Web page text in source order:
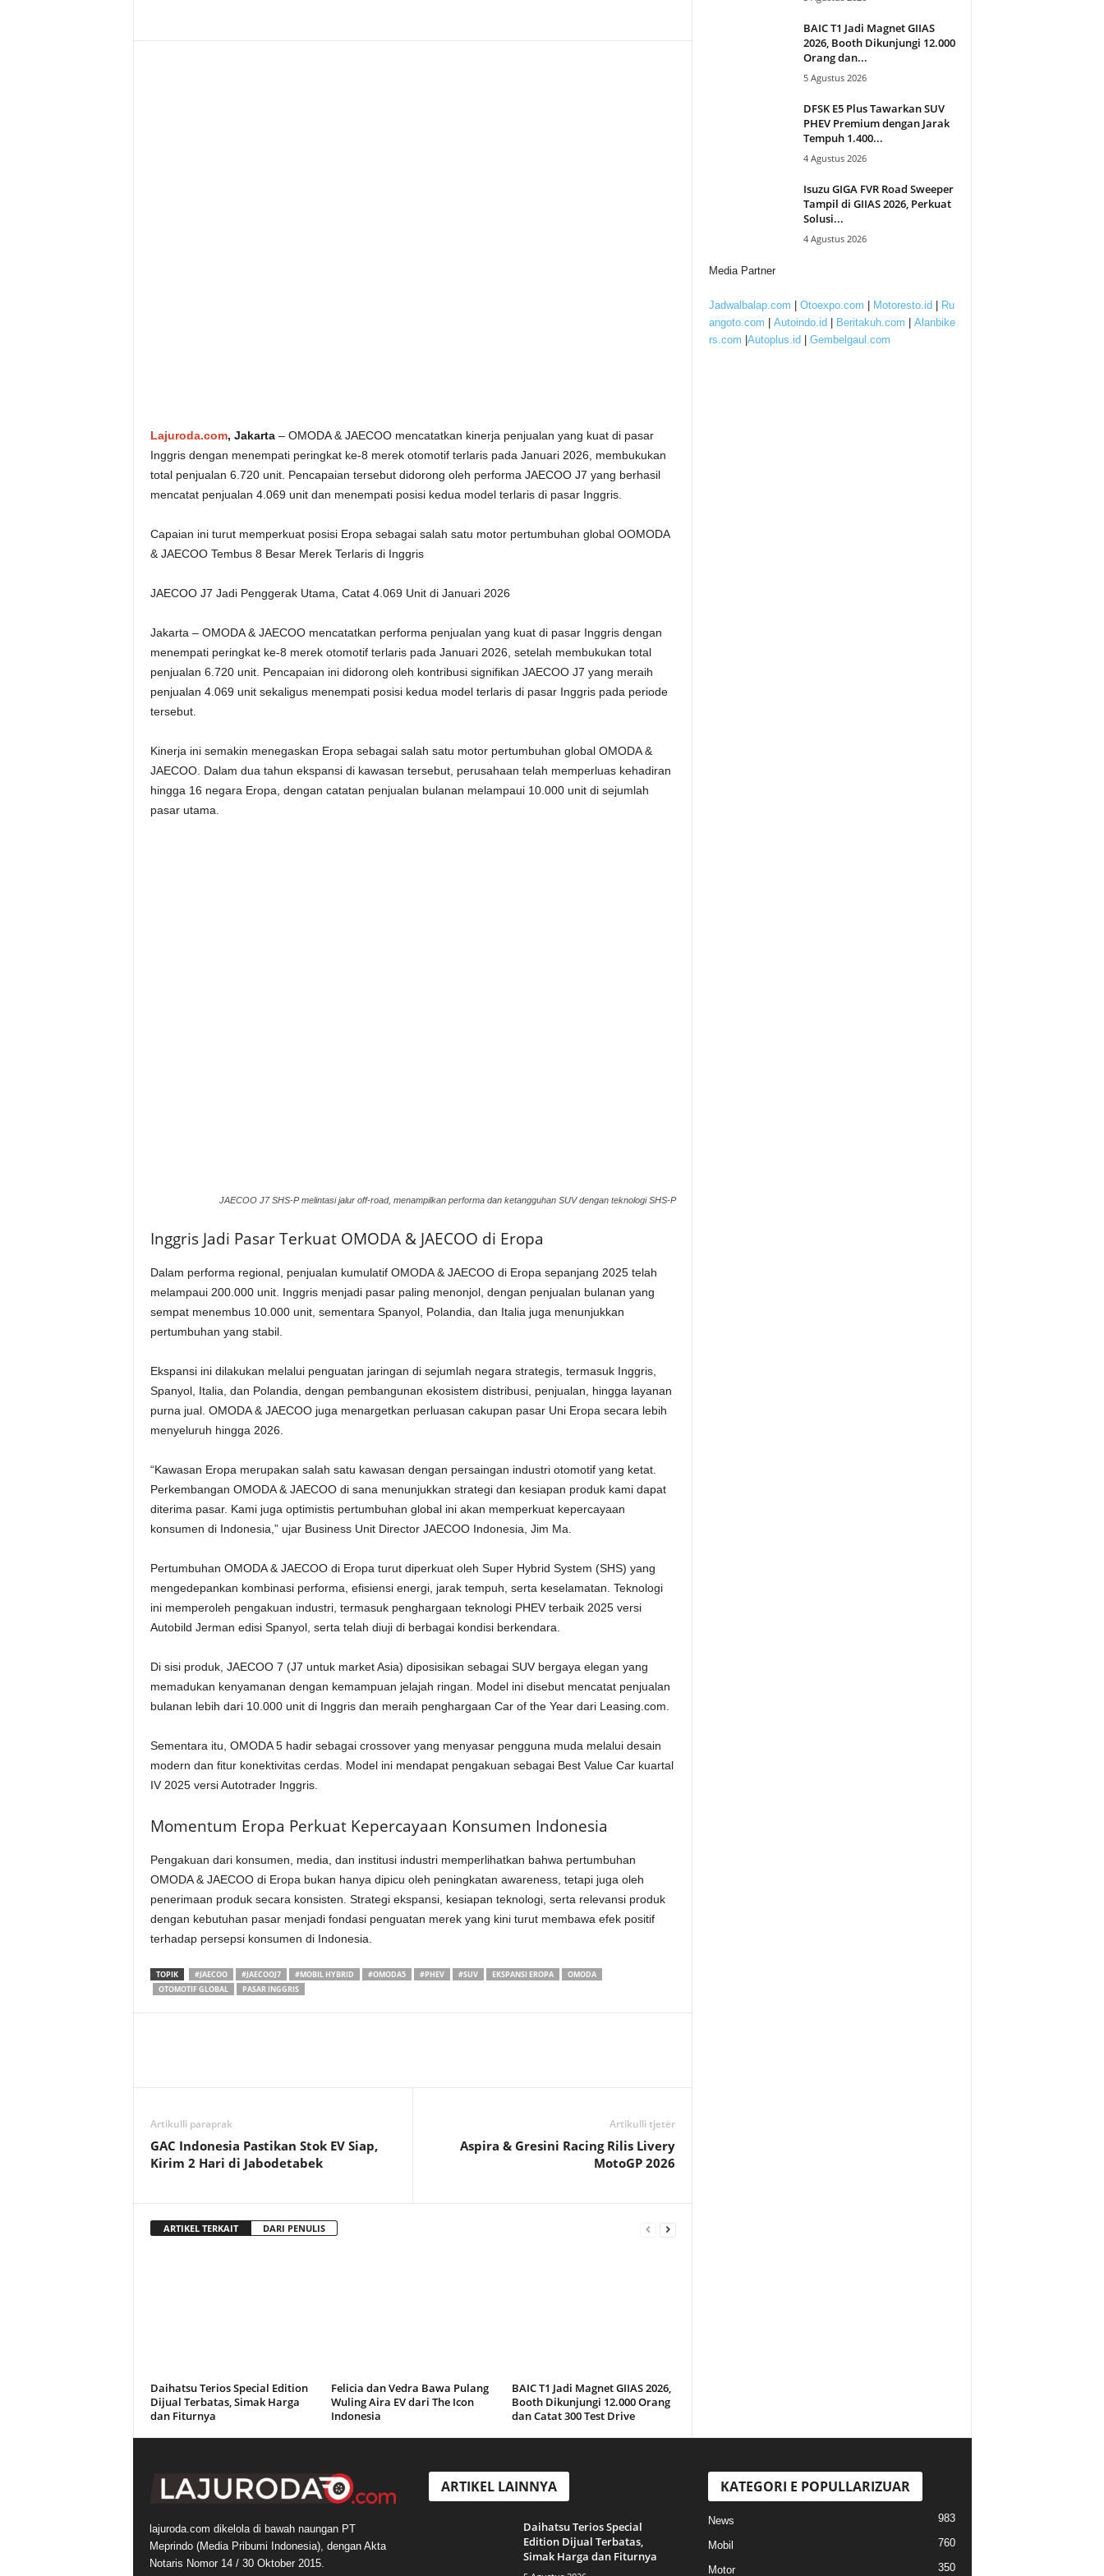
Lajuroda.com, Jakarta– OMODA & JAECOO mencatatkan kinerja penjualan yang kuat di pasar
Inggris dengan menempati peringkat ke-8 merek otomotif terlaris pada Januari 2026, membukukan
total penjualan 6.720 unit. Pencapaian tersebut didorong oleh performa JAECOO J7 yang berhasil
mencatat penjualan 4.069 unit dan menempati posisi kedua model terlaris di pasar Inggris.
Capaian ini turut memperkuat posisi Eropa sebagai salah satu motor pertumbuhan global OOMODA
& JAECOO Tembus 8 Besar Merek Terlaris di Inggris
JAECOO J7 Jadi Penggerak Utama, Catat 4.069 Unit di Januari 2026
Jakarta – OMODA & JAECOO mencatatkan performa penjualan yang kuat di pasar Inggris dengan
menempati peringkat ke-8 merek otomotif terlaris pada Januari 2026, setelah membukukan total
penjualan 6.720 unit. Pencapaian ini didorong oleh kontribusi signifikan JAECOO J7 yang meraih
penjualan 4.069 unit sekaligus menempati posisi kedua model terlaris di pasar Inggris pada periode
tersebut.
Kinerja ini semakin menegaskan Eropa sebagai salah satu motor pertumbuhan global OMODA &
JAECOO. Dalam dua tahun ekspansi di kawasan tersebut, perusahaan telah memperluas kehadiran
hingga 16 negara Eropa, dengan catatan penjualan bulanan melampaui 10.000 unit di sejumlah
pasar utama.
JAECOO J7 SHS-P melintasi jalur off-road, menampilkan performa dan ketangguhan SUV dengan teknologi SHS-P
Inggris Jadi Pasar Terkuat OMODA & JAECOO di Eropa
Dalam performa regional, penjualan kumulatif OMODA & JAECOO di Eropa sepanjang 2025 telah
melampaui 200.000 unit. Inggris menjadi pasar paling menonjol, dengan penjualan bulanan yang
sempat menembus 10.000 unit, sementara Spanyol, Polandia, dan Italia juga menunjukkan
pertumbuhan yang stabil.
Ekspansi ini dilakukan melalui penguatan jaringan di sejumlah negara strategis, termasuk Inggris,
Spanyol, Italia, dan Polandia, dengan pembangunan ekosistem distribusi, penjualan, hingga layanan
purna jual. OMODA & JAECOO juga menargetkan perluasan cakupan pasar Uni Eropa secara lebih
menyeluruh hingga 2026.
“Kawasan Eropa merupakan salah satu kawasan dengan persaingan industri otomotif yang ketat.
Perkembangan OMODA & JAECOO di sana menunjukkan strategi dan kesiapan produk kami dapat
diterima pasar. Kami juga optimistis pertumbuhan global ini akan memperkuat kepercayaan
konsumen di Indonesia,” ujar Business Unit Director JAECOO Indonesia, Jim Ma.
Pertumbuhan OMODA & JAECOO di Eropa turut diperkuat oleh Super Hybrid System (SHS) yang
mengedepankan kombinasi performa, efisiensi energi, jarak tempuh, serta keselamatan. Teknologi
ini memperoleh pengakuan industri, termasuk penghargaan teknologi PHEV terbaik 2025 versi
Autobild Jerman edisi Spanyol, serta telah diuji di berbagai kondisi berkendara.
Di sisi produk, JAECOO 7 (J7 untuk market Asia) diposisikan sebagai SUV bergaya elegan yang
memadukan kenyamanan dengan kemampuan jelajah ringan. Model ini disebut mencatat penjualan
bulanan lebih dari 10.000 unit di Inggris dan meraih penghargaan Car of the Year dari Leasing.com.
Sementara itu, OMODA 5 hadir sebagai crossover yang menyasar pengguna muda melalui desain
modern dan fitur konektivitas cerdas. Model ini mendapat pengakuan sebagai Best Value Car kuartal
IV 2025 versi Autotrader Inggris.
Momentum Eropa Perkuat Kepercayaan Konsumen Indonesia
Pengakuan dari konsumen, media, dan institusi industri memperlihatkan bahwa pertumbuhan
OMODA & JAECOO di Eropa bukan hanya dipicu oleh peningkatan awareness, tetapi juga oleh
penerimaan produk secara konsisten. Strategi ekspansi, kesiapan teknologi, serta relevansi produk
dengan kebutuhan pasar menjadi fondasi penguatan merek yang kini turut membawa efek positif
terhadap persepsi konsumen di Indonesia.
TOPIK #JAECOO #JAECOOJ7 #MOBIL HYBRID #OMODA5 #PHEV #SUV EKSPANSI EROPA
OMODA
OTOMOTIF GLOBAL
PASAR INGGRIS
Artikulli paraprak
GAC Indonesia Pastikan Stok EV Siap,
Kirim 2 Hari di Jabodetabek
Artikulli tjetër
Aspira & Gresini Racing Rilis Livery
MotoGP 2026
ARTIKEL TERKAIT DARI PENULIS
Daihatsu Terios Special Edition
Dijual Terbatas, Simak Harga
dan Fiturnya
Felicia dan Vedra Bawa Pulang
Wuling Aira EV dari The Icon
Indonesia
BAIC T1 Jadi Magnet GIIAS 2026,
Booth Dikunjungi 12.000 Orang
dan Catat 300 Test Drive
BAIC T1 Jadi Magnet GIIAS
2026, Booth Dikunjungi 12.000
Orang dan...
5 Agustus 2026
DFSK E5 Plus Tawarkan SUV
PHEV Premium dengan Jarak
Tempuh 1.400...
4 Agustus 2026
Isuzu GIGA FVR Road Sweeper
Tampil di GIIAS 2026, Perkuat
Solusi...
4 Agustus 2026
Media Partner
Jadwalbalap.com Otoexpo.com Motoresto.id
Ru
angoto.com
Autoindo.id Beritakuh.com
Alanbike
rs.com Autoplus.id Gembelgaul.com
lajuroda.com dikelola di bawah naungan PT
Meprindo (Media Pribumi Indonesia), dengan Akta
Notaris Nomor 14 / 30 Oktober 2015.
ARTIKEL LAINNYA
Daihatsu Terios Special
Edition Dijual Terbatas,
Simak Harga dan Fiturnya
KATEGORI E POPULLARIZUAR
News 983
Mobil 760
Motor 350